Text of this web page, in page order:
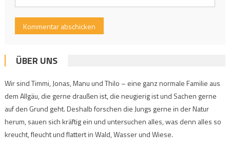
ÜBER UNS
Wir sind Timmi, Jonas, Manu und Thilo – eine ganz normale Familie aus
dem Allgäu, die gerne draußen ist, die neugierig ist und Sachen gerne
auf den Grund geht. Deshalb forschen die Jungs gerne in der Natur
herum, sauen sich kräftig ein und untersuchen alles, was denn alles so
kreucht, fleucht und flattert in Wald, Wasser und Wiese.